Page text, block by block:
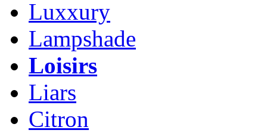
Luxxury
Lampshade
Loisirs
Liars
Citron